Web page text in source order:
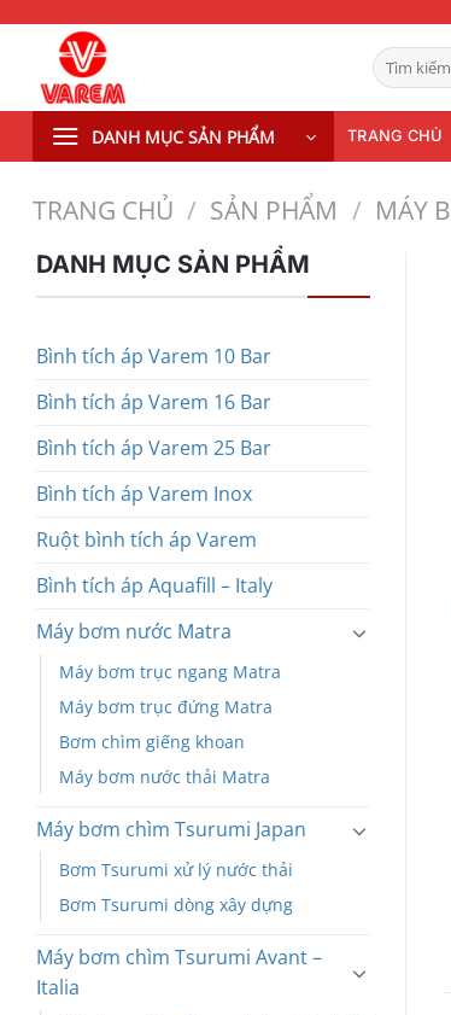
dung
Tìm
kiếm:
DANH MỤC SẢN PHẨM TRANG CHỦ
TRANG CHỦ / SẢN PHẨM / MÁY
DANH MỤC SẢN PHẨM
Bình tích áp Varem 10 Bar
Bình tích áp Varem 16 Bar
Bình tích áp Varem 25 Bar
Bình tích áp Varem Inox
Ruột bình tích áp Varem
Bình tích áp Aquafill – Italy
Máy bơm nước Matra
Máy bơm trục ngang Matra
Máy bơm trục đứng Matra
Bơm chìm giếng khoan
Máy bơm nước thải Matra
Máy bơm chìm Tsurumi Japan
Bơm Tsurumi xử lý nước thải
Bơm Tsurumi dòng xây dựng
Máy bơm chìm Tsurumi Avant –
Italia